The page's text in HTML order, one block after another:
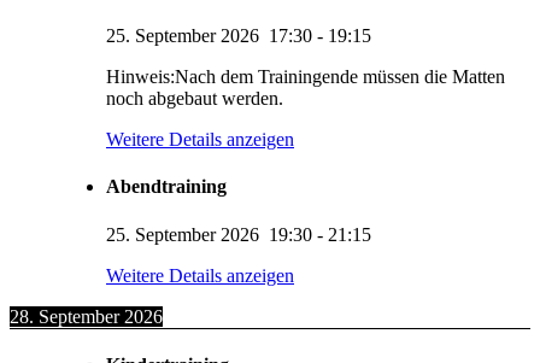
25. September 2026 17:30 - 19:15
Hinweis:Nach dem Trainingende müssen die Matten
noch abgebaut werden.
Weitere Details anzeigen
Abendtraining
25. September 2026 19:30 - 21:15
Weitere Details anzeigen
28. September 2026